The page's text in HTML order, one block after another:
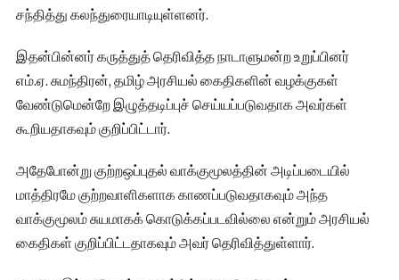
சந்தித்து கலந்துரையாடியுள்ளனர்.
இதன்பின்னர் கருத்துத் தெரிவித்த நாடாளுமன்ற உறுப்பினர்
எம்.ஏ. சுமந்திரன், தமிழ் அரசியல் கைதிகளின் வழக்குகள்
வேண்டுமென்றே இழுத்தடிப்புச் செய்யப்படுவதாக அவர்கள்
கூறியதாகவும் குறிப்பிட்டார்.
அதேபோன்று குற்றஒப்புதல் வாக்குமூலத்தின் அடிப்படையில்
மாத்திரமே குற்றவாளிகளாக காணப்படுவதாகவும் அந்த
வாக்குமூலம் சுயமாகக் கொடுக்கப்படவில்லை என்றும் அரசியல்
கைதிகள் குறிப்பிட்டதாகவும் அவர் தெரிவித்துள்ளார்.